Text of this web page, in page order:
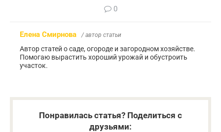
0
Елена Смирнова / автор статьи
Автор статей о саде, огороде и загородном хозяйстве.
Помогаю вырастить хороший урожай и обустроить
участок.
Понравилась статья? Поделиться с
друзьями: